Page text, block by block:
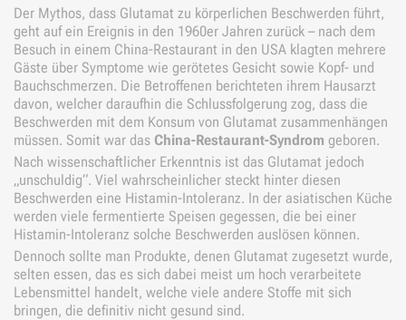
Der Mythos, dass Glutamat zu körperlichen Beschwerden führt,
geht auf ein Ereignis in den 1960er Jahren zurück – nach dem
Besuch in einem China-Restaurant in den USA klagten mehrere
Gäste über Symptome wie gerötetes Gesicht sowie Kopf- und
Bauchschmerzen. Die Betroffenen berichteten ihrem Hausarzt
davon, welcher daraufhin die Schlussfolgerung zog, dass die
Beschwerden mit dem Konsum von Glutamat zusammenhängen
müssen. Somit war das China-Restaurant-Syndrom geboren.
Nach wissenschaftlicher Erkenntnis ist das Glutamat jedoch
„unschuldig“. Viel wahrscheinlicher steckt hinter diesen
Beschwerden eine Histamin-Intoleranz. In der asiatischen Küche
werden viele fermentierte Speisen gegessen, die bei einer
Histamin-Intoleranz solche Beschwerden auslösen können.
Dennoch sollte man Produkte, denen Glutamat zugesetzt wurde,
selten essen, das es sich dabei meist um hoch verarbeitete
Lebensmittel handelt, welche viele andere Stoffe mit sich
bringen, die definitiv nicht gesund sind.